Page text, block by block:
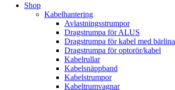
Shop
Kabelhantering
Avlastningsstrumpor
Dragstrumpa för ALUS
Dragstrumpa för kabel med bärlina
Dragstrumpa för optorör/kabel
Kabelrullar
Kabelsnäppband
Kabelstrumpor
Kabeltrumvagnar